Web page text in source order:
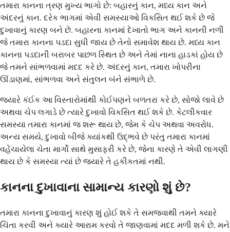
તમારા કાનના ત્રણ મુખ્ય ભાગો છે: બહારનું કાન, મધ્ય કાન અને
અંદરનું કાન. દરેક ભાગમાં એવી સમસ્યાઓ વિકસિત થઈ શકે છે જે
દુખાવાનું કારણ બને છે. બહારના કાનમાં દેખાતો ભાગ અને કાનની નળી
જે તમારા કાનના પડદા સુધી જાય છે તેનો સમાવેશ થાય છે. મધ્ય કાન
કાનના પડદાની બરાબર પાછળ સ્થિત છે અને તેમાં નાના હાડકાં હોય છે
જે તમને સાંભળવામાં મદદ કરે છે. અંદરનું કાન, તમારા ખોપરીના
ઊંડાણમાં, સાંભળવા અને સંતુલન બંને સંભાળે છે.
જ્યારે કંઈક આ વિસ્તારોમાંથી કોઈપણને બળતરા કરે છે, સોજો લાવે છે
અથવા ચેપ લગાડે છે ત્યારે દુખાવો વિકસિત થઈ શકે છે. કેટલીકવાર
સમસ્યા તમારા કાનમાં જ શરૂ થાય છે, જેમ કે ચેપ અથવા અવરોધ.
અન્ય સમયે, દુખાવો બીજે ક્યાંકથી ઉદ્ભવે છે પરંતુ તમારા કાનમાં
વહેંચાયેલા ચેતા માર્ગો સાથે મુસાફરી કરે છે, જેના કારણે તે એવી લાગણી
થાય છે કે સમસ્યા ત્યાં છે જ્યારે તે હકીકતમાં નથી.
કાનના દુખાવાના સામાન્ય કારણો શું છે?
તમારા કાનના દુખાવાનું કારણ શું હોઈ શકે તે સમજવાથી તમને ક્યારે
ચિંતા કરવી અને ક્યારે આરામ કરવો તે જાણવામાં મદદ મળી શકે છે. મને